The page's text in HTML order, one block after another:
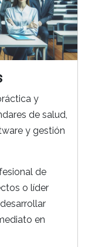
y
de salud,
y gestión
de
o líder
en